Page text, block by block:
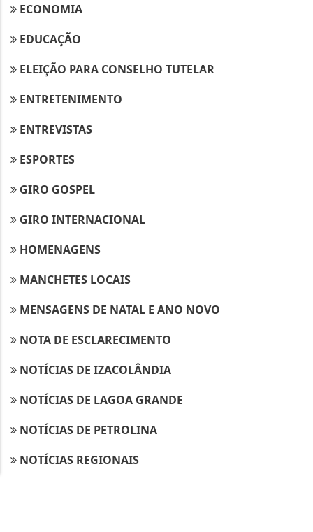
ECONOMIA
EDUCAÇÃO
ELEIÇÃO PARA CONSELHO TUTELAR
ENTRETENIMENTO
ENTREVISTAS
ESPORTES
GIRO GOSPEL
GIRO INTERNACIONAL
HOMENAGENS
MANCHETES LOCAIS
MENSAGENS DE NATAL E ANO NOVO
NOTA DE ESCLARECIMENTO
NOTÍCIAS DE IZACOLÂNDIA
NOTÍCIAS DE LAGOA GRANDE
NOTÍCIAS DE PETROLINA
NOTÍCIAS REGIONAIS
Termos de Uso e Privacidade
experiência de navegação. Ao continuar o acesso,
de Uso e Privacidade.
CLICANDO AQUI
PROSSEGUIR